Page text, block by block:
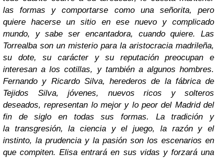
las formas y comportarse como una señorita, pero
quiere hacerse un sitio en ese nuevo y complicado
mundo, y sabe ser encantadora, cuando quiere. Las
Torrealba son un misterio para la aristocracia madrileña,
su dote, su carácter y su reputación preocupan e
interesan a los cotillas, y también a algunos hombres.
Fernando y Ricardo Silva, herederos de la fábrica de
Tejidos Silva, jóvenes, nuevos ricos y solteros
deseados, representan lo mejor y lo peor del Madrid del
fin de siglo en todas sus formas. La tradición y
la transgresión, la ciencia y el juego, la razón y el
instinto, la prudencia y la pasión son los escenarios en
que compiten. Elisa entrará en sus vidas y forzará una